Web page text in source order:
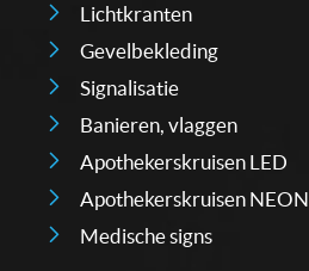
Lichtkranten
Gevelbekleding
Signalisatie
Banieren, vlaggen
Apothekerskruisen LED
Apothekerskruisen NEON
Medische signs